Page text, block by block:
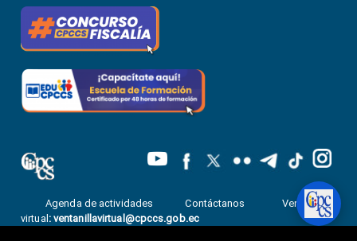
Agenda de actividades Contáctanos
Ventanilla
virtual: ventanillavirtual@cpccs.gob.ec